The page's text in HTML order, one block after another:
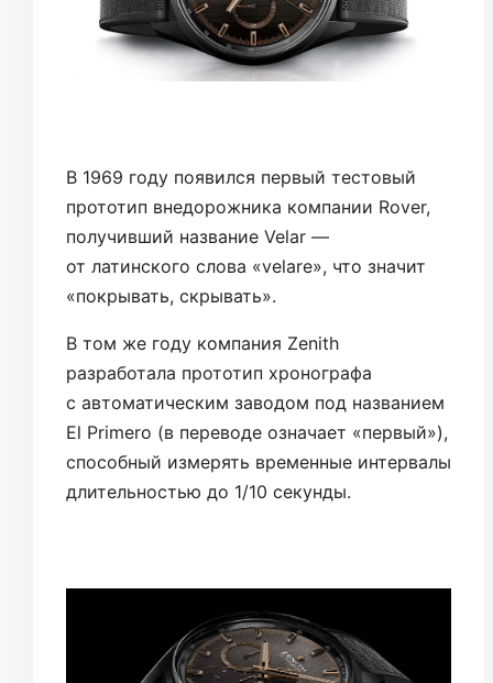
В 1969 году появился первый тестовый
прототип внедорожника компании Rover,
получивший название Velar —
от латинского слова «velare», что значит
«покрывать, скрывать».
В том же году компания Zenith
разработала прототип хронографа
с автоматическим заводом под названием
El Primero (в переводе означает «первый»),
способный измерять временные интервалы
длительностью до 1/10 секунды.